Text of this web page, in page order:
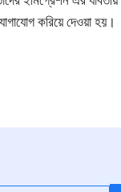
করিয়ে দেওয়া